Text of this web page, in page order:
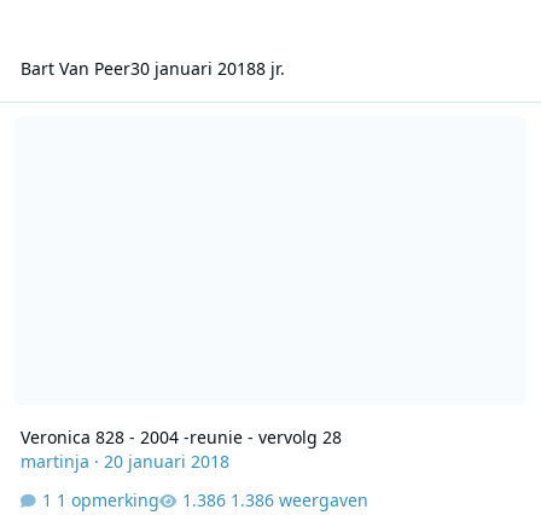
Bart Van Peer30 januari 20188 jr.
Veronica 828 - 2004 -reunie - vervolg 28
martinja · 20 januari 2018
1 opmerking
1.386 weergaven